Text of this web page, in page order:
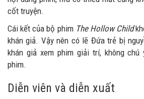
cốt truyện.
Cái kết của bộ phim The Hollow Child
khán giả. Vậy nên có lẽ Đứa trẻ bị
khán giả xem phim giải trí, không
phim.
Diễn viên và diễn xuất